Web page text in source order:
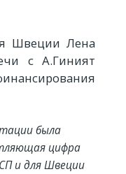
Швеции Лена
с А.Гиният
была
цифра
и для Швеции